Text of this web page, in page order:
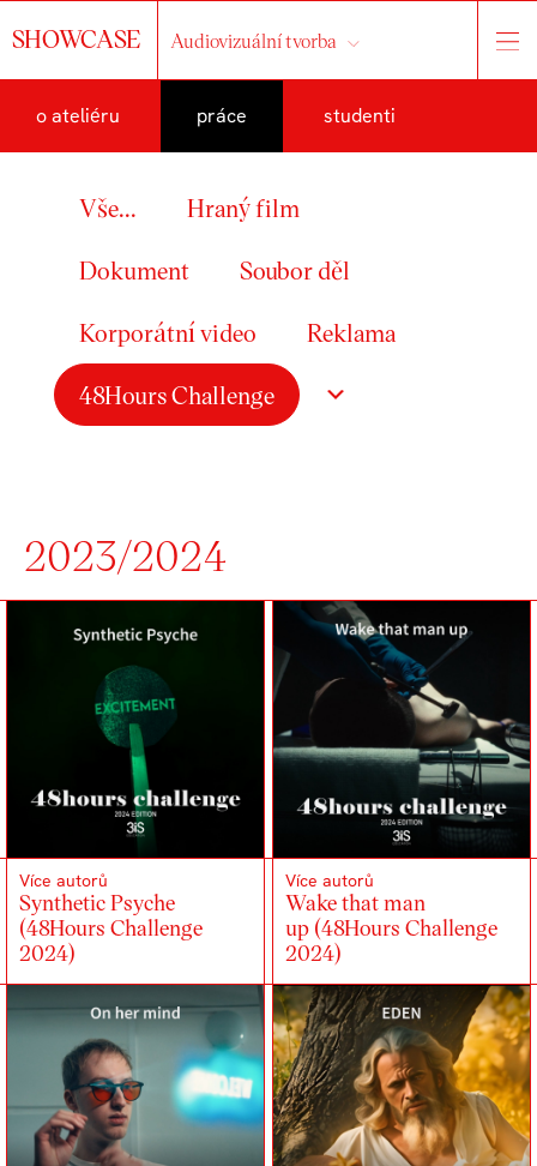
SHOWCASE Audiovizuální tvorba
o ateliéru práce studenti
Vše... Hraný film
Dokument Soubor děl
Korporátní video Reklama
48Hours Challenge
2023/2024
Více autorů
Synthetic Psyche
(48Hours Challenge
2024)
Více autorů
Wake that man
up (48Hours Challenge
2024)